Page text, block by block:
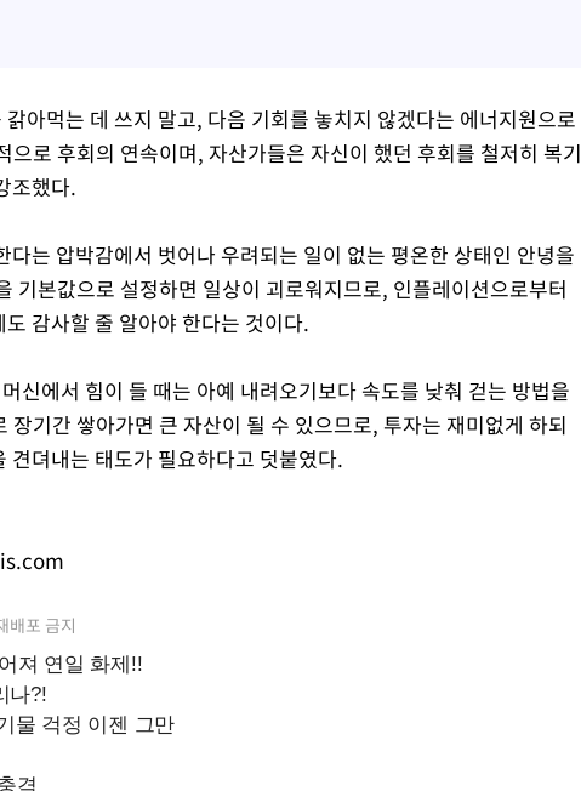
아먹는 데 쓰지 말고, 다음 기회를 놓치지 않겠다는 에너지원으로
으로 후회의 연속이며, 자산가들은 자신이 했던 후회를 철저히 복기
조했다.
는 압박감에서 벗어나 우려되는 일이 없는 평온한 상태인 안녕을
기본값으로 설정하면 일상이 괴로워지므로, 인플레이션으로부터
감사할 줄 알아야 한다는 것이다.
신에서 힘이 들 때는 아예 내려오기보다 속도를 낮춰 걷는 방법을
기간 쌓아가면 큰 자산이 될 수 있으므로, 투자는 재미없게 하되
견뎌내는 태도가 필요하다고 덧붙였다.
배포 금지